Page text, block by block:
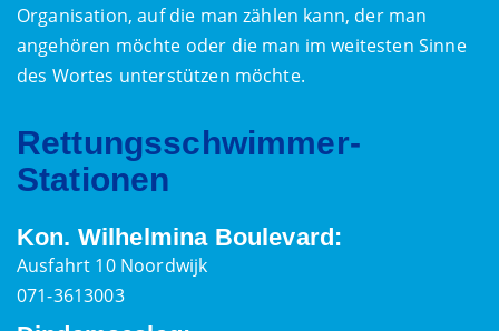
Organisation, auf die man zählen kann, der man
angehören möchte oder die man im weitesten Sinne
des Wortes unterstützen möchte.
Rettungsschwimmer-
Stationen
Kon. Wilhelmina Boulevard:
Ausfahrt 10 Noordwijk
071-3613003